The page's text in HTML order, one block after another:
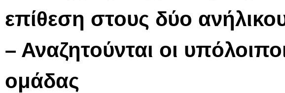
επίθεση στους δύο
– Αναζητούνται οι
ομάδας